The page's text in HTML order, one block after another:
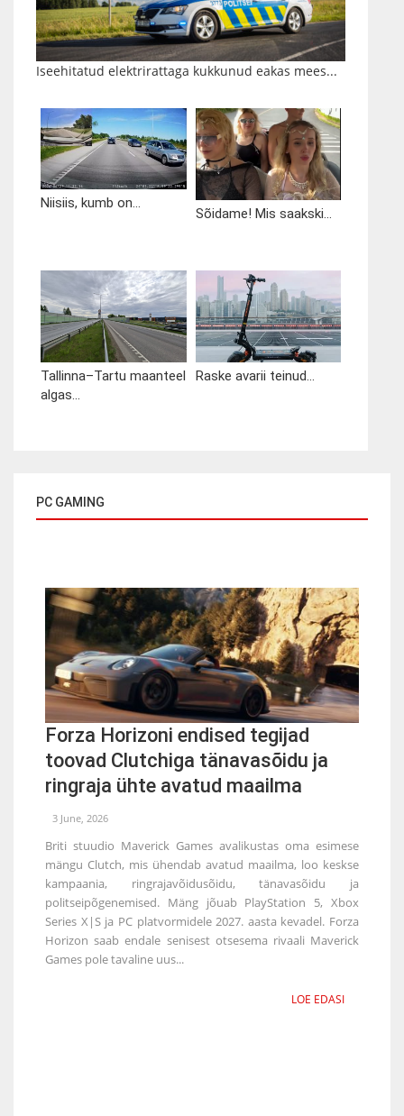
Iseehitatud elektrirattaga kukkunud eakas mees...
Niisiis, kumb on...
Sõidame! Mis saakski...
Tallinna–Tartu maanteel
algas...
Raske avarii teinud...
PC GAMING
Forza Horizoni endised tegijad
toovad Clutchiga tänavasõidu ja
ringraja ühte avatud maailma
3 June, 2026
Briti stuudio Maverick Games avalikustas oma esimese
mängu Clutch, mis ühendab avatud maailma, loo keskse
kampaania, ringrajavõidusõidu, tänavasõidu ja
politseipõgenemised. Mäng jõuab PlayStation 5, Xbox
Series X|S ja PC platvormidele 2027. aasta kevadel. Forza
Horizon saab endale senisest otsesema rivaali Maverick
Games pole tavaline uus...
LOE EDASI